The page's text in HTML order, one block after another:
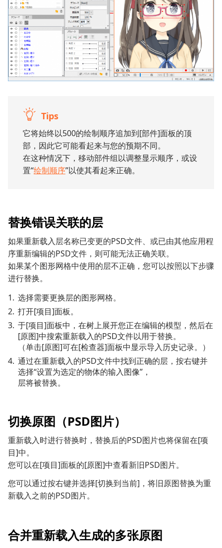
Tips
它将始终以500的绘制顺序追加到[部件]面板的顶
部，因此它可能看起来与您的预期不同。
在这种情况下，移动部件组以调整显示顺序，或设
置“绘制顺序”以使其看起来正确。
替换错误关联的层
如果重新载入层名称已变更的PSD文件、或已由其他应用程
序重新编辑的PSD文件，则可能无法正确关联。
如果某个图形网格中使用的层不正确，您可以按照以下步骤
进行替换。
选择需要更换层的图形网格。
打开[项目]面板。
于[项目]面板中，在树上展开您正在编辑的模型，然后在
[原图]中搜索重新载入的PSD文件以用于替换。
（单击[原图]可在[检查器]面板中显示导入历史记录。）
通过在重新载入的PSD文件中找到正确的层，按右键并
选择“设置为选定的物体的输入图像”，
层将被替换。
切换原图（PSD图片）
重新载入时进行替换时，替换后的PSD图片也将保留在[项
目]中。
您可以在[项目]面板的[原图]中查看新旧PSD图片。
您可以通过按右键并选择[切换到当前]，将旧原图替换为重
新载入之前的PSD图片。
合并重新载入生成的多张原图